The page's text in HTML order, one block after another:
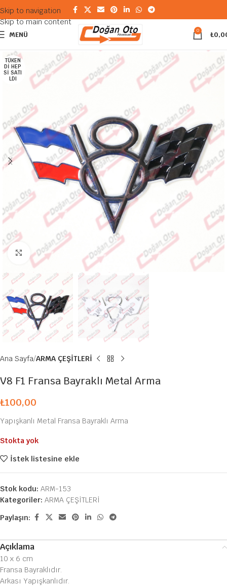
Skip to navigation
Skip to main content
MENÜ 0 ₺
TÜKEN
DI HEP
SI SATI
LDI
Büyütmek için tıklayın
Ana Sayfa ARMA ÇEŞİTLERİ
V8 F1 Fransa Bayraklı Metal Arma
₺100,00
Yapışkanlı Metal Fransa Bayraklı Arma
Stokta yok
İstek listesine ekle
Stok kodu: ARM-153
Kategoriler: ARMA ÇEŞİTLERİ
Paylaşın:
Açıklama
10 x 6 cm
Fransa Bayraklıdır.
Arkası Yapışkanlıdır.